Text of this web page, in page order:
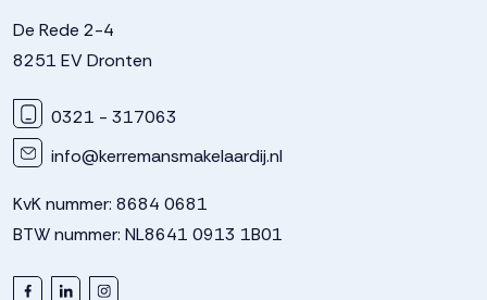
De Rede 2-4
8251 EV Dronten
0321 - 317063
info@kerremansmakelaardij.nl
KvK nummer: 8684 0681
BTW nummer: NL8641 0913 1B01